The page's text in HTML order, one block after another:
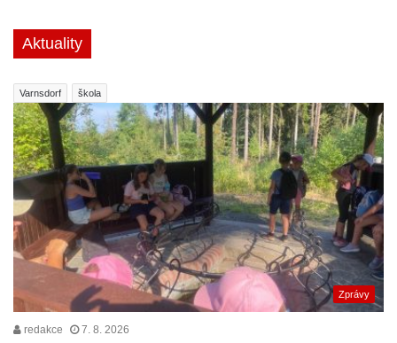
Aktuality
Varnsdorf škola
Zprávy
redakce 7. 8. 2026